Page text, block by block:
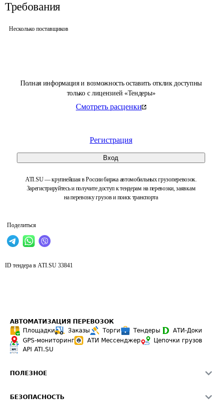
Полная информация и возможность оставить отклик доступны
только с лицензией «Тендеры»
Смотреть расценки
Регистрация
Вход
ATI.SU — крупнейшая в России биржа автомобильных грузоперевозок.
Зарегистрируйтесь и получите доступ к тендерам на перевозки, заявкам
на перевозку грузов и поиск транспорта
Поделиться
Требования
Несколько поставщиков
ID тендера в ATI.SU 33841
АВТОМАТИЗАЦИЯ ПЕРЕВОЗОК
Площадки
Заказы Торги Тендеры
АТИ-Доки
GPS-мониторинг
АТИ Мессенджер
Цепочки грузов
API ATI.SU
ПОЛЕЗНОЕ
БЕЗОПАСНОСТЬ